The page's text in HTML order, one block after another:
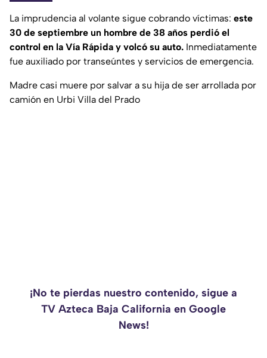
La imprudencia al volante sigue cobrando víctimas: este
30 de septiembre un hombre de 38 años perdió el
control en la Vía Rápida y volcó su auto. Inmediatamente
fue auxiliado por transeúntes y servicios de emergencia.
Madre casi muere por salvar a su hija de ser arrollada por
camión en Urbi Villa del Prado
¡No te pierdas nuestro contenido, sigue a
TV Azteca Baja California en Google
News!